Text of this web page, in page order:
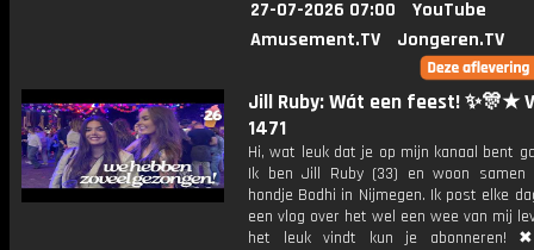
27-07-2026 07:00
YouTube
Amusement.TV
Jongeren.TV
Jill Ruby: Wát een feest! ✨🎊★
1471
Hi, wat leuk dat je op mijn kanaal bent
Ik ben Jill Ruby (33) en woon
hondje Bodhi in Nijmegen. Ik post elke
een vlog over het wel een wee van mij
het leuk vindt kun je abonneren!